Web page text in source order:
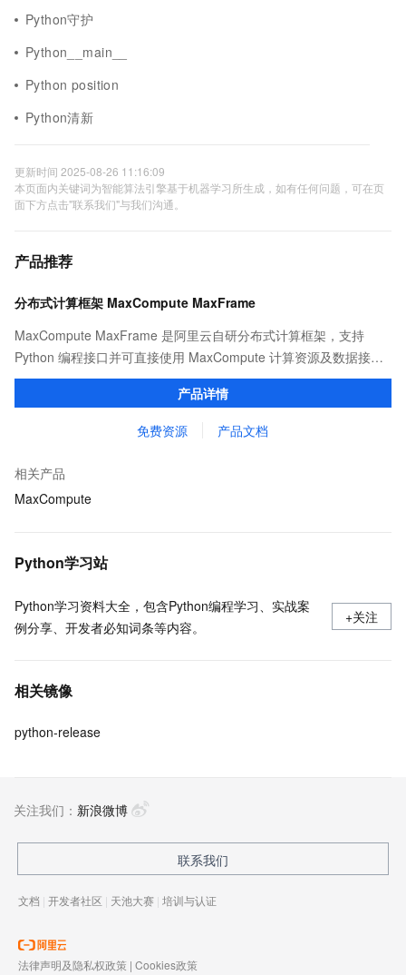
Python守护
Python__main__
Python position
Python清新
更新时间 2025-08-26 11:16:09
本页面内关键词为智能算法引擎基于机器学习所生成，如有任何问题，可在页
面下方点击"联系我们"与我们沟通。
产品推荐
分布式计算框架 MaxCompute MaxFrame
MaxCompute MaxFrame 是阿里云自研分布式计算框架，支持
Python 编程接口并可直接使用 MaxCompute 计算资源及数据接
口，与 MaxCompute Notebook、镜像管理等功能共同构成
MaxCompute 完整 Python 开发生态。
产品详情
免费资源 产品文档
相关产品
MaxCompute
Python学习站
Python学习资料大全，包含Python编程学习、实战案
例分享、开发者必知词条等内容。
+关注
相关镜像
python-release
关注我们： 新浪微博
联系我们
文档 | 开发者社区 | 天池大赛 | 培训与认证
法律声明及隐私权政策 | Cookies政策